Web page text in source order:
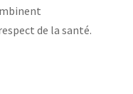
de la santé.